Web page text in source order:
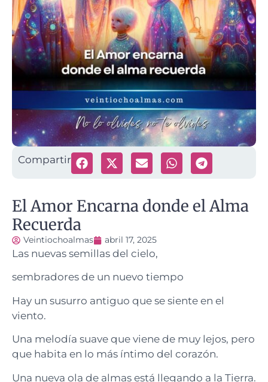
Compartir
El Amor Encarna donde el Alma
Recuerda
Veintiochoalmas abril 17, 2025
Las nuevas semillas del cielo,
sembradores de un nuevo tiempo
Hay un susurro antiguo que se siente en el
viento.
Una melodía suave que viene de muy lejos, pero
que habita en lo más íntimo del corazón.
Una nueva ola de almas está llegando a la Tierra.